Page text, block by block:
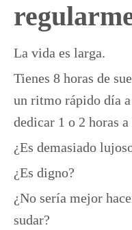
La vida es larga.
Tienes 8 horas de
un ritmo rápido día
dedicar 1 o 2 horas
¿Es demasiado
¿Es digno?
¿No sería mejor
sudar?